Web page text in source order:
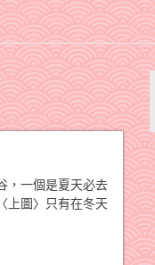
，一個是夏天必去
上圖〉只有在冬天